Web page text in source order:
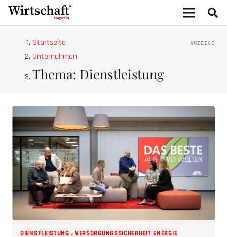
Startseite
Unternehmen
Thema: Dienstleistung
DIENSTLEISTUNG , VERSORGUNGSSICHERHEIT ENERGIE